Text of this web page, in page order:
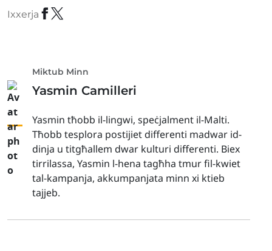
Ixxerja
Miktub Minn
Yasmin Camilleri
Yasmin tħobb il-lingwi, speċjalment il-Malti.
Tħobb tesplora postijiet differenti madwar id-
dinja u titgħallem dwar kulturi differenti. Biex
tirrilassa, Yasmin l-hena tagħha tmur fil-kwiet
tal-kampanja, akkumpanjata minn xi ktieb
tajjeb.